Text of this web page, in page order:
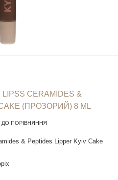
CERAMIDES &
(ПРОЗОРИЙ) 8 ML
ДО ПОРІВНЯННЯ
& Peptides Lipper Kyiv Cake